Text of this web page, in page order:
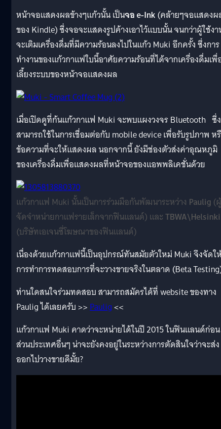
หน้าจอแสดงผลข้างๆแก้วนั้น เป็นจอ e-Ink(คล้ายๆจอแสดง
ของ Kindle) ซึ่งจอจะแสดงรูปค้างเอาไว้แบบนั้น จนกว่าผู้ใช้ง
จะเติมเครื่องดื่มที่มีความร้อนลงไปในแก้ว Muki อีกครั้ง ซึ่งการ
ทำงานของแก้วกาแฟใบนี้อาศัยความร้อนที่ได้จากเครื่องดื่มเพื่
เลี้ยงระบบของหน้าจอแสดงผล
เมื่อเปิดดูที่ก้นแก้วกาแฟ Muki จะพบแผงวงจร Bluetooth ซึ่ง
สามารถใช้ในการเชื่อมต่อกับ mobile device เพื่อรับรูปภาพ ห
ข้อความที่จะให้แสดงผล นอกจากนี้ ยังมีช่องตัวส่งค่าอุณหภูมิ
ของเครื่องดื่มเพื่อแสดงผลที่หน้าจอของแอพพลิเคชั่นด้วย
แก้วกาแฟ Muki นั้นเป็นการร่วมมือกันพัฒนาระหว่าง Paulig (ผู้
จัดจำหน่ายกาแฟรายเล็กจากฟินแลนด์) และTBWA\Helsinki
(บริษัทเอเจนซี่โฆษณาของฟินแลนด์)
เนื่องด้วยแก้วกาแฟนี้เป็นอุปกรณ์ทันสมัยตัวใหม่ Muki จึงจัดใ
การทำการทดสอบการที่จะวางขายจริงในตลาด (Beta
ท่านใดสนใจร่วมทดสอบ สามารถสมัครได้ที่ website ของทาง
Paulig ได้เลยครับ >>Paulig <<
แก้วกาแฟ Muki คาดว่าจะหน่ายได้ในปี 2015 ในฟินแลนด์ก่อน
ส่วนประเทศอื่นๆ น่าจะยังคงอยู่ในระหว่างการตัดสินใจว่าจะส่ง
ออกไปวางขายดีมั้ย?